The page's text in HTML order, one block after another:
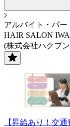
アルバイト・パー
HAIR SALON
(株式会社ハクブ
【昇給あり！交